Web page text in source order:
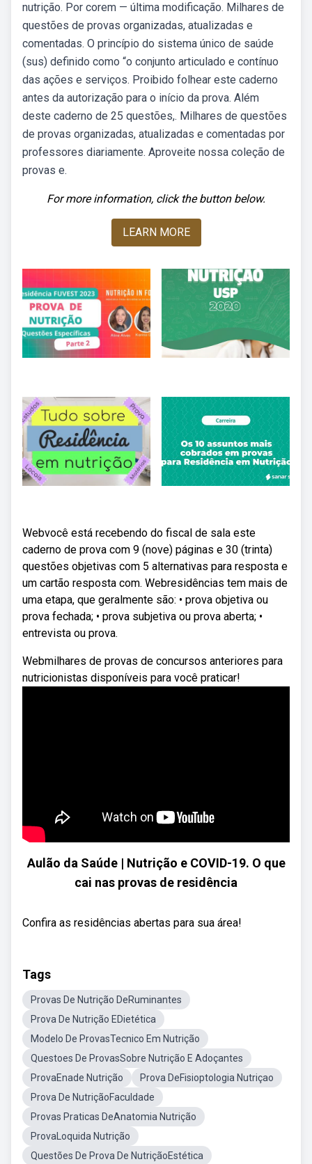
nutrição. Por corem — última modificação. Milhares de
questões de provas organizadas, atualizadas e
comentadas. O princípio do sistema único de saúde
(sus) definido como “o conjunto articulado e contínuo
das ações e serviços. Proibido folhear este caderno
antes da autorização para o início da prova. Além
deste caderno de 25 questões,. Milhares de questões
de provas organizadas, atualizadas e comentadas por
professores diariamente. Aproveite nossa coleção de
provas e.
For more information, click the button below.
LEARN MORE
Webvocê está recebendo do fiscal de sala este
caderno de prova com 9 (nove) páginas e 30 (trinta)
questões objetivas com 5 alternativas para resposta e
um cartão resposta com. Webresidências tem mais de
uma etapa, que geralmente são: • prova objetiva ou
prova fechada; • prova subjetiva ou prova aberta; •
entrevista ou prova.
Webmilhares de provas de concursos anteriores para
nutricionistas disponíveis para você praticar!
Aulão da Saúde | Nutrição e COVID-19. O que
cai nas provas de residência
Confira as residências abertas para sua área!
Tags
Provas De Nutrição DeRuminantes
Prova De Nutrição EDietética
Modelo De ProvasTecnico Em Nutrição
Questoes De ProvasSobre Nutrição E Adoçantes
ProvaEnade Nutrição
Prova DeFisioptologia Nutriçao
Prova De NutriçãoFaculdade
Provas Praticas DeAnatomia Nutrição
ProvaLoquida Nutrição
Questões De Prova De NutriçãoEstética